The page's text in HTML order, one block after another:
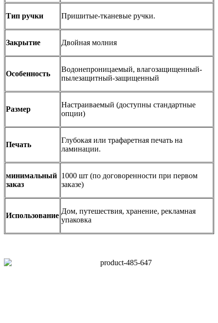
Тип ручки Пришитые-тканевые ручки.
Закрытие Двойная молния
Особенность
Водонепроницаемый, влагозащищенный-
пылезащитный-защищенный
Размер
Настраиваемый (доступны стандартные
опции)
Печать
Глубокая или трафаретная печать на
ламинации.
минимальный
заказ
1000 шт (по договоренности при первом
заказе)
Использование
Дом, путешествия, хранение, рекламная
упаковка